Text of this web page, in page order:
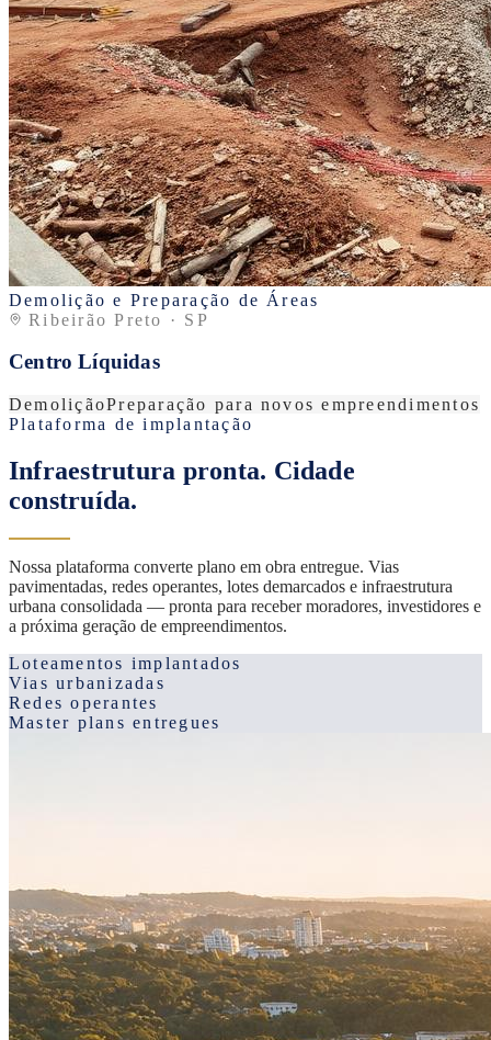
Demolição e Preparação de Áreas
Ribeirão Preto · SP
Centro Líquidas
DemoliçãoPreparação para novos empreendimentos
Plataforma de implantação
Infraestrutura pronta. Cidade
construída.
Nossa plataforma converte plano em obra entregue. Vias
pavimentadas, redes operantes, lotes demarcados e infraestrutura
urbana consolidada — pronta para receber moradores, investidores e
a próxima geração de empreendimentos.
Loteamentos implantados
Vias urbanizadas
Redes operantes
Master plans entregues